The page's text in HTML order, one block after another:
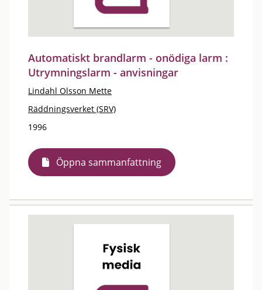
Automatiskt brandlarm - onödiga larm :
Utrymningslarm - anvisningar
Lindahl Olsson Mette
Räddningsverket (SRV)
1996
Öppna sammanfattning